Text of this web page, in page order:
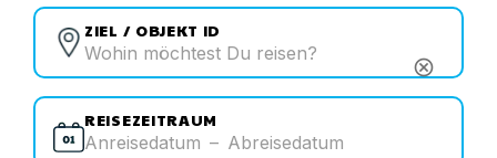
ZIEL / OBJEKT ID
cancel
REISEZEITRAUM
Anreisedatum – Abreisedatum